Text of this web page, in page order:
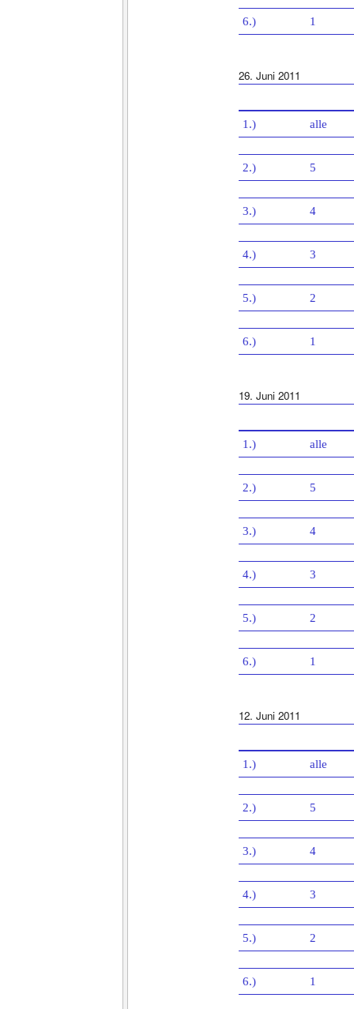
6.) 1
26. Juni 2011
1.) alle
2.) 5
3.) 4
4.) 3
5.) 2
6.) 1
19. Juni 2011
1.) alle
2.) 5
3.) 4
4.) 3
5.) 2
6.) 1
12. Juni 2011
1.) alle
2.) 5
3.) 4
4.) 3
5.) 2
6.) 1